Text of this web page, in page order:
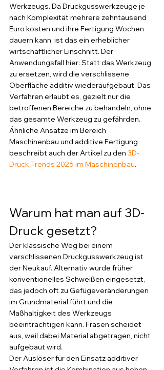
Werkzeugs. Da Druckgusswerkzeuge je
nach Komplexität mehrere zehntausend
Euro kosten und ihre Fertigung Wochen
dauern kann, ist das ein erheblicher
wirtschaftlicher Einschnitt. Der
Anwendungsfall hier: Statt das Werkzeug
zu ersetzen, wird die verschlissene
Oberfläche additiv wiederaufgebaut. Das
Verfahren erlaubt es, gezielt nur die
betroffenen Bereiche zu behandeln, ohne
das gesamte Werkzeug zu gefährden.
Ähnliche Ansätze im Bereich
Maschinenbau und additive Fertigung
beschreibt auch der Artikel zu den 3D-
Druck-Trends 2026 im Maschinenbau.
Warum hat man auf 3D-
Druck gesetzt?
Der klassische Weg bei einem
verschlissenen Druckgusswerkzeug ist
der Neukauf. Alternativ wurde früher
konventionelles Schweißen eingesetzt,
das jedoch oft zu Gefügeveränderungen
im Grundmaterial führt und die
Maßhaltigkeit des Werkzeugs
beeinträchtigen kann. Fräsen scheidet
aus, weil dabei Material abgetragen, nicht
aufgebaut wird.
Der Auslöser für den Einsatz additiver